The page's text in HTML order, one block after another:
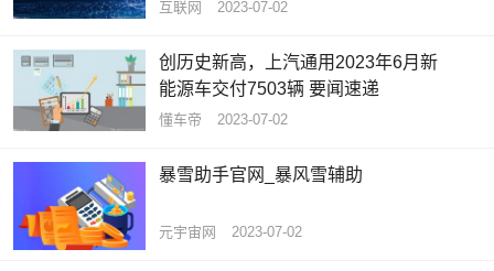
互联网 2023-07-02
创历史新高，上汽通用2023年6月新
能源车交付7503辆 要闻速递
懂车帝 2023-07-02
暴雪助手官网_暴风雪辅助
元宇宙网 2023-07-02